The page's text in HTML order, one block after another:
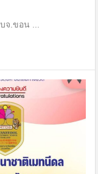
จ.ขอน ...